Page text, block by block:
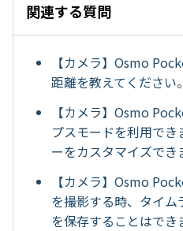
関連する質問
【カメラ】Osmo
距離を教えてください。
【カメラ】Osmo
プスモードを利用で
ーをカスタマイズでき
【カメラ】Osmo
を撮影する時、タイ
を保存することはでき